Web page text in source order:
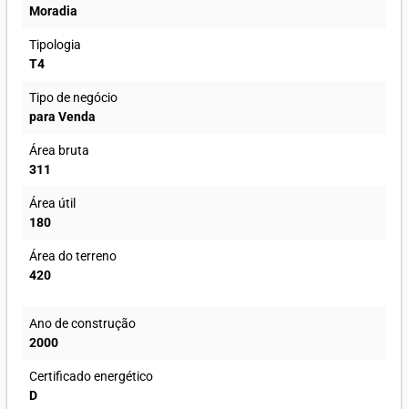
Moradia
Tipologia
T4
Tipo de negócio
para Venda
Área bruta
311
Área útil
180
Área do terreno
420
Ano de construção
2000
Certificado energético
D